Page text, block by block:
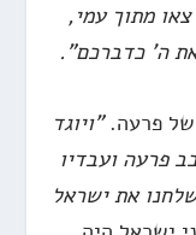
מתוך עמי,
ה' כדברכם".
של פרעה."ויוגד
פרעה ועבדיו
את ישראל